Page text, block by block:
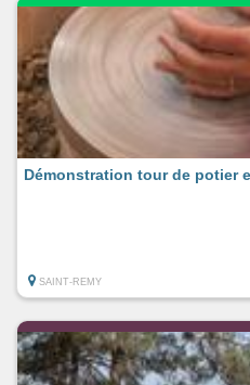
Démonstration tour de potier
SAINT-REMY